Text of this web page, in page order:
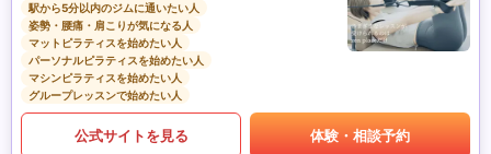
駅から5分以内のジムに通いたい人
姿勢・腰痛・肩こりが気になる人
マットピラティスを始めたい人
パーソナルピラティスを始めたい人
マシンピラティスを始めたい人
グループレッスンで始めたい人
公式サイトを見る 体験・相談予約